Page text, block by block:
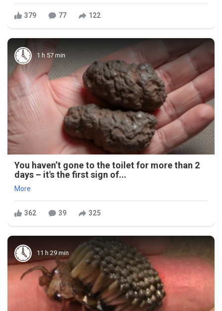
379 77 122
1 h 57 min
You haven’t gone to the toilet for more than 2
days – it's the first sign of...
More
362 39 325
11 h 29 min